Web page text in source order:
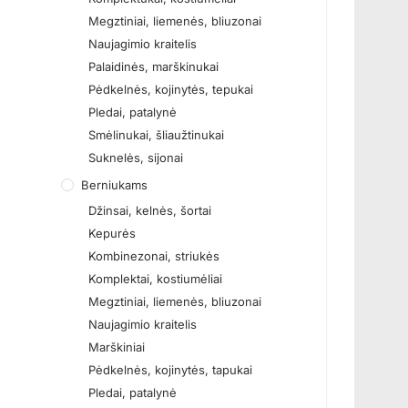
Megztiniai, liemenės, bliuzonai
Naujagimio kraitelis
Palaidinės, marškinukai
Pėdkelnės, kojinytės, tepukai
Pledai, patalynė
Smėlinukai, šliaužtinukai
Suknelės, sijonai
Berniukams
Džinsai, kelnės, šortai
Kepurės
Kombinezonai, striukės
Komplektai, kostiumėliai
Megztiniai, liemenės, bliuzonai
Naujagimio kraitelis
Marškiniai
Pėdkelnės, kojinytės, tapukai
Pledai, patalynė